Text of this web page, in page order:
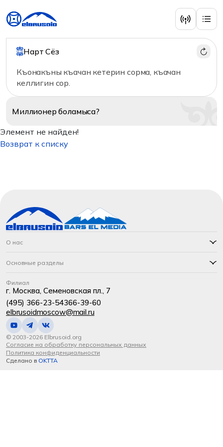
Нарт Сёз
Къонакъны къачан кетерин сорма, къачан
келлигин сор.
Миллионерболамыса?
Элемент не найден!
Возврат к списку
О нас
Основные разделы
Филиал
г. Москва, Семеновская пл., 7
(495) 366-23-54366-39-60
elbrusoidmoscow@mail.ru
© 2003-2026 Elbrusoid.org
Согласие на обработку персональных данных
Политика конфиденциальности
Сделано в OKTTA